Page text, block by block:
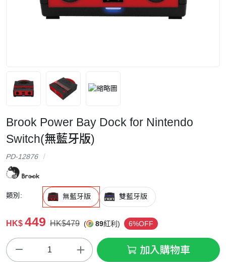
Brook Power Bay Dock for Nintendo
Switch(無藍牙版)
PD-12876
類別: 無藍牙版 雙藍牙版
HK$ 449 HK$479 ( 89紅利) 6%OFF
加入購物車